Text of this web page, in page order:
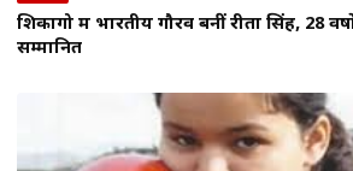
शिकागो में भारतीय गौरव बनीं रीता सिंह, 28
सम्मानित